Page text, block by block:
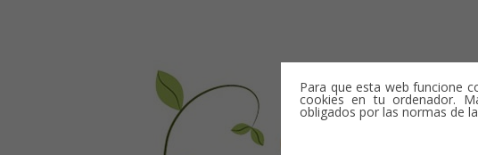
Para que esta web funcione
cookies en tu ordenador.
obligados por las normas de